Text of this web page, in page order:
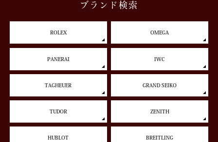
ブランド検索
ROLEX OMEGA
PANERAI IWC
TAGHEUER GRAND SEIKO
TUDOR ZENITH
HUBLOT BREITLING